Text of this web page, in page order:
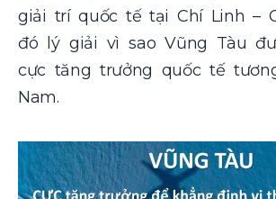
giải trí quốc tế tại Chí Linh –
đó lý giải vì sao Vũng Tàu
cực tăng trưởng quốc tế
Nam.